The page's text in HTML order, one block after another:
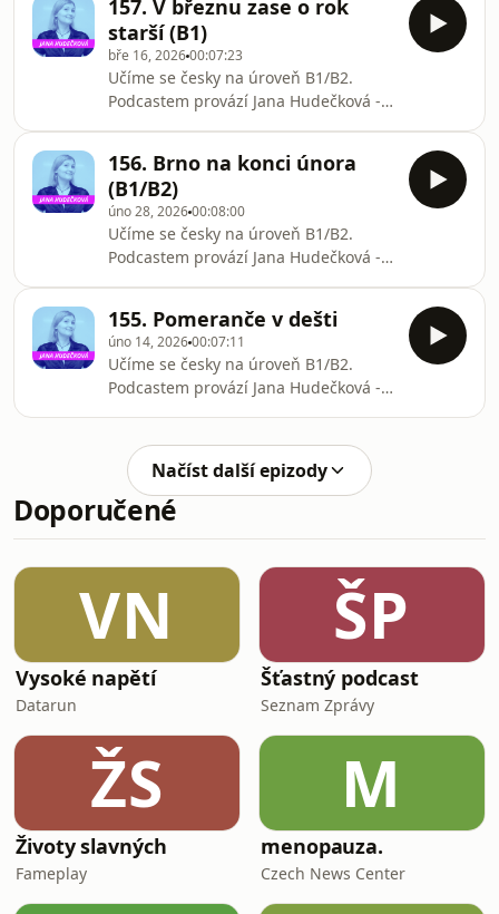
jako cizí jazyk.Instagram
@janickahud#czech #češtinaznělka:
Suno
157. V březnu zase o rok
starší (B1)
bře 16, 202600:07:23
Učíme se česky na úroveň B1/B2.
Podcastem provází Jana Hudečková -
jako cizí jazyk.Instagram
@janickahud#czech #češtinaznělka:
Suno
156. Brno na konci února
(B1/B2)
úno 28, 202600:08:00
Učíme se česky na úroveň B1/B2.
Podcastem provází Jana Hudečková -
jako cizí jazyk.Instagram
@janickahud#czech #češtinaznělka:
Suno
155. Pomeranče v dešti
úno 14, 202600:07:11
Učíme se česky na úroveň B1/B2.
Podcastem provází Jana Hudečková -
jako cizí jazyk.Instagram
@janickahud#czech #češtinaznělka:
Suno
Načíst další epizody
Doporučené
VN
Vysoké napětí
Datarun
ŠP
Šťastný podcast
Seznam Zprávy
ŽS
Životy slavných
Fameplay
M
menopauza.
Czech News Center